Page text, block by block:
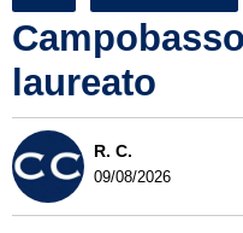
laureato
R. C.
09/08/2026